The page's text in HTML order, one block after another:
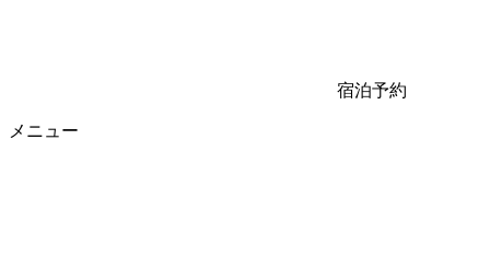
宿泊予約
メニュー